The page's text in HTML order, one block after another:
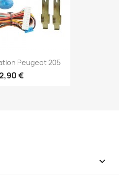
Peugeot 205
€
